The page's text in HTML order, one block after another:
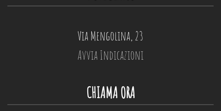
Via Mengolina, 23
Avvia Indicazioni
CHIAMA ORA